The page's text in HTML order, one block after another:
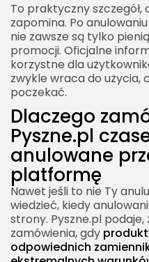
To praktyczny
zapomina. Po
nie zawsze są tylko
promocji. Oficjalne
korzystne dla
zwykle wraca do
poczekać.
Dlaczego
Pyszne.pl
anulowane
platformę
Nawet jeśli to nie Ty
wiedzieć, kiedy
strony. Pyszne.pl
zamówienia, gdy
odpowiednich